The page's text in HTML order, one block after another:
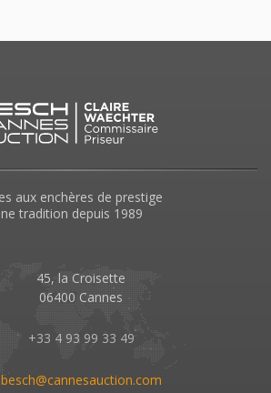
aux enchères de prestige
tradition depuis 1989
45, la Croisette
06400 Cannes
+33 4 93 99 33 49
besch@cannesauction.com